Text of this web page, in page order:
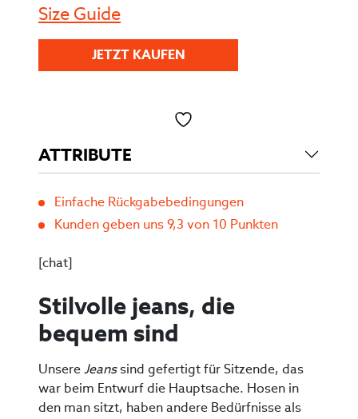
Size Guide
JETZT KAUFEN
ATTRIBUTE
Einfache Rückgabebedingungen
Kunden geben uns 9,3 von 10 Punkten
[chat]
Stilvolle jeans, die
bequem sind
UnsereJeanssind gefertigt für Sitzende, das
war beim Entwurf die Hauptsache. Hosen in
den man sitzt, haben andere Bedürfnisse als